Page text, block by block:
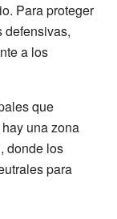
Para proteger
defensivas,
a los
que
una zona
donde los
para